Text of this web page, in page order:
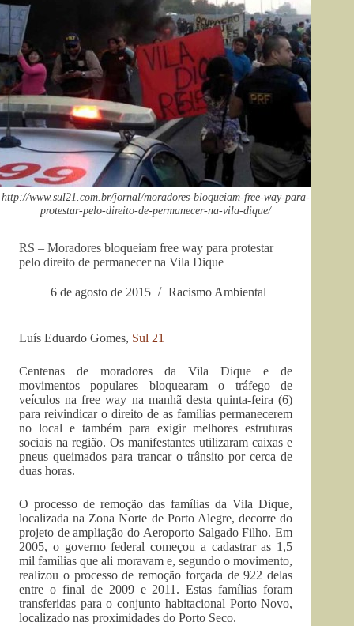
http://www.sul21.com.br/jornal/moradores-bloqueiam-free-way-para-
protestar-pelo-direito-de-permanecer-na-vila-dique/
RS – Moradores bloqueiam free way para protestar
pelo direito de permanecer na Vila Dique
6 de agosto de 2015 Racismo Ambiental
Luís Eduardo Gomes, Sul 21
Centenas de moradores da Vila Dique e de
movimentos populares bloquearam o tráfego de
veículos na free way na manhã desta quinta-feira (6)
para reivindicar o direito de as famílias permanecerem
no local e também para exigir melhores estruturas
sociais na região. Os manifestantes utilizaram caixas e
pneus queimados para trancar o trânsito por cerca de
duas horas.
O processo de remoção das famílias da Vila Dique,
localizada na Zona Norte de Porto Alegre, decorre do
projeto de ampliação do Aeroporto Salgado Filho. Em
2005, o governo federal começou a cadastrar as 1,5
mil famílias que ali moravam e, segundo o movimento,
realizou o processo de remoção forçada de 922 delas
entre o final de 2009 e 2011. Estas famílias foram
transferidas para o conjunto habitacional Porto Novo,
localizado nas proximidades do Porto Seco.